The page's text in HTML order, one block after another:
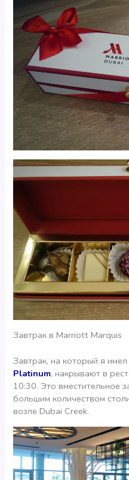
Завтрак в Marriott Marquis
Завтрак, на который я
Platinum, накрывают в
10:30. Это вместительное
большим количеством
возле Dubai Creek.